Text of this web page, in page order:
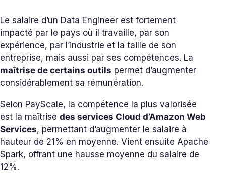
Le salaire d’un Data Engineer est fortement
impacté par le pays où il travaille, par son
expérience, par l’industrie et la taille de son
entreprise, mais aussi par ses compétences. La
maîtrise de certains outils permet d’augmenter
considérablement sa rémunération.
Selon PayScale, la compétence la plus valorisée
est la maîtrise des services Cloud d’Amazon Web
Services, permettant d’augmenter le salaire à
hauteur de 21% en moyenne. Vient ensuite Apache
Spark, offrant une hausse moyenne du salaire de
12%.